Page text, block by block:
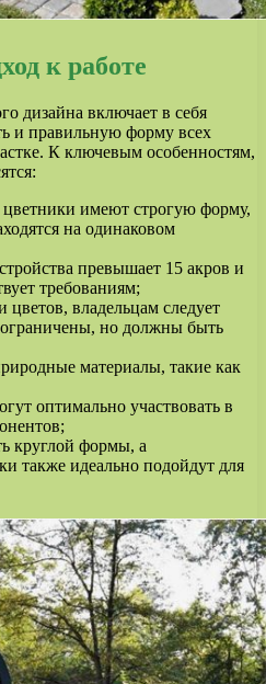
к работе
дизайна включает в себя
и правильную форму всех
К ключевым особенностям,
цветники имеют строгую форму,
на одинаковом
превышает 15 акров и
требованиям;
цветов, владельцам следует
но должны быть
материалы, такие как
оптимально участвовать в
круглой формы, а
также идеально подойдут для